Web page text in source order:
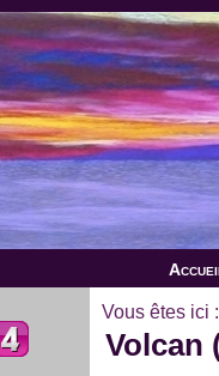
Vous êtes ici :
Volcan